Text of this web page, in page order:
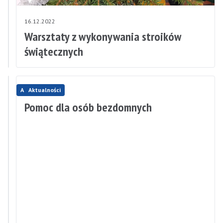
19.12.2022
Brak
wody
16.12.2022
Warsztaty z wykonywania stroików
świątecznych
Aktualności
Aktualności
14.12.2022
Pomoc dla osób bezdomnych